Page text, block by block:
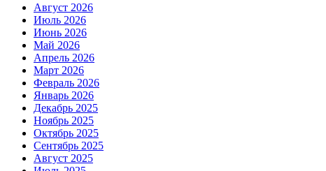
Август 2026
Июль 2026
Июнь 2026
Май 2026
Апрель 2026
Март 2026
Февраль 2026
Январь 2026
Декабрь 2025
Ноябрь 2025
Октябрь 2025
Сентябрь 2025
Август 2025